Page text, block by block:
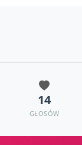
14
GŁOSÓW